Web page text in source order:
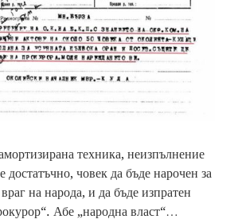
техника, неизпълнение
достатъчно, човек да бъде нарочен за
на народа, и да бъде изпратен
Абе „народна власт“…